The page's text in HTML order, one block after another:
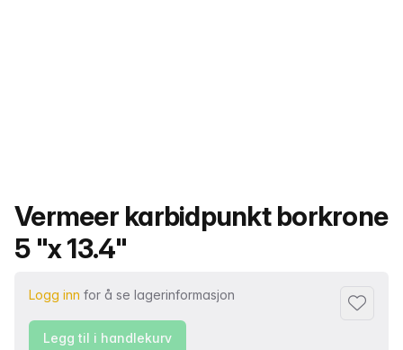
Produktnavn
Vermeer karbidpunkt borkrone
5 "x 13.4"
Logg inn for å se lagerinformasjon
Legg til
Legg til i handlekurv